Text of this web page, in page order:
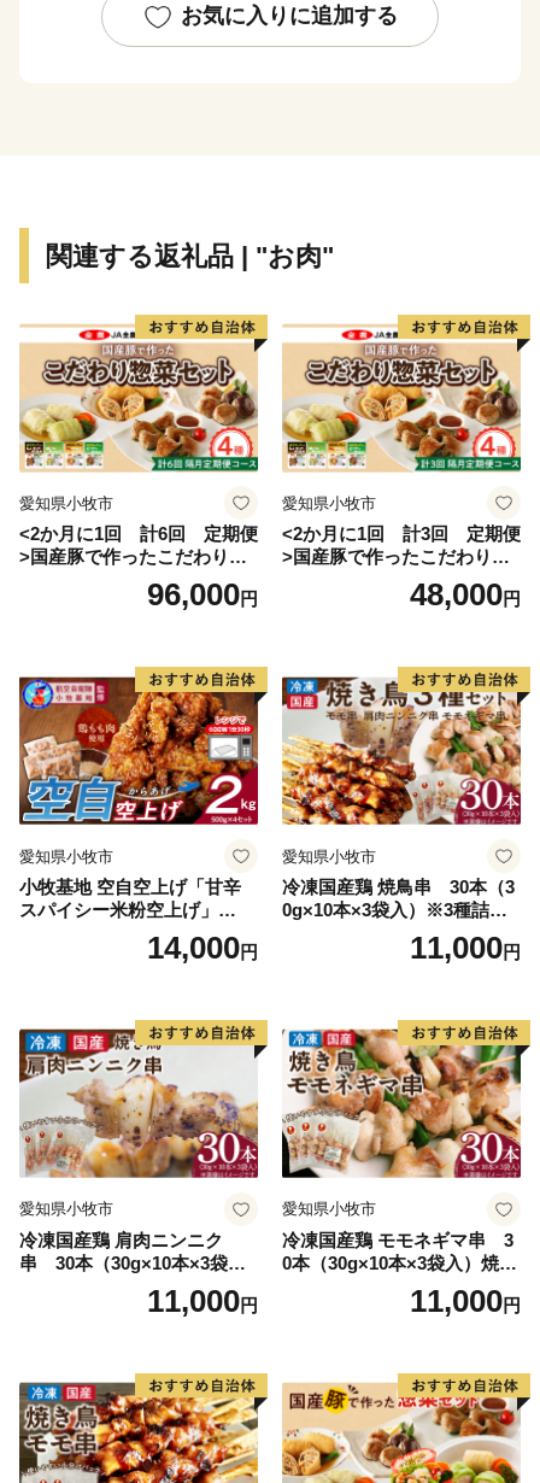
必要であると考えています。
まちに満ちていること。
と。
６．子どもたちが地域への愛着を育み、豊岡で世界
と出会っていること。
これらの状態を達成すれば、豊岡は世界で輝くことが
私たちは、みんなの力を合せて目指す都市像に向かっ
ていきます。
お気に入りに追加する
関連する返礼品 | "お肉"
愛知県小牧市
<2か月に1回 計6回 定期便
>国産豚で作ったこだわり惣
96,000円
愛知県小牧市
<2か月に1回 計3回 定期便
>国産豚で作ったこだわり惣
48,000円
愛知県小牧市
小牧基地 空自空上げ「甘辛
スパイシー米粉空上げ」
（計2kg 500g×4袋）手羽先
14,000円
愛知県小牧市
冷凍国産鶏 焼鳥串 30本（3
0g×10本×3袋入）※3種詰め
合わせ 焼き鳥 おつまみ バー
ベキュー 小分け 国産 鶏肉 焼
材 具材 お家居酒屋 詰め合わ
せ
11,000円
愛知県小牧市
冷凍国産鶏 肩肉ニンニク
串 30本（30g×10本×3袋
入）焼き鳥 おつまみ バーベ
キュー 小分け 国産 鶏肉 焼鳥
材 お家居酒屋 にんにく
11,000円
愛知県小牧市
冷凍国産鶏 モモネギマ串 3
0本（30g×10本×3袋入）焼き
鳥 おつまみ バーベキュー 小
分け 国産 鶏肉 焼鳥 やきとり
居酒屋 ねぎま ネギマ
11,000円